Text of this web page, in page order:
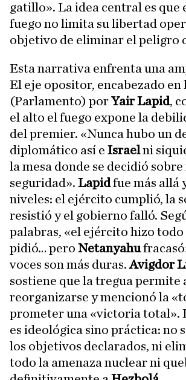
gatillo». La idea central es que
fuego no limita su libertad
objetivo de eliminar el peligro
Esta narrativa enfrenta una
El eje opositor, encabezado en
(Parlamento) porYair Lapid,
el alto el fuego expone la
del premier. «Nunca hubo un
diplomático así e Israelni
la mesa donde se decidió
seguridad». Lapidfue más allá
niveles: el ejército cumplió, la
resistió y el gobierno falló.
palabras, «el ejército hizo todo
pidió… pero Netanyahu
voces son más duras.Avigdor
sostiene que la tregua permite
reorganizarse y mencionó la
prometer una «victoria total».
es ideológica sino práctica: no
los objetivos declarados, ni
todo la amenaza nuclear ni